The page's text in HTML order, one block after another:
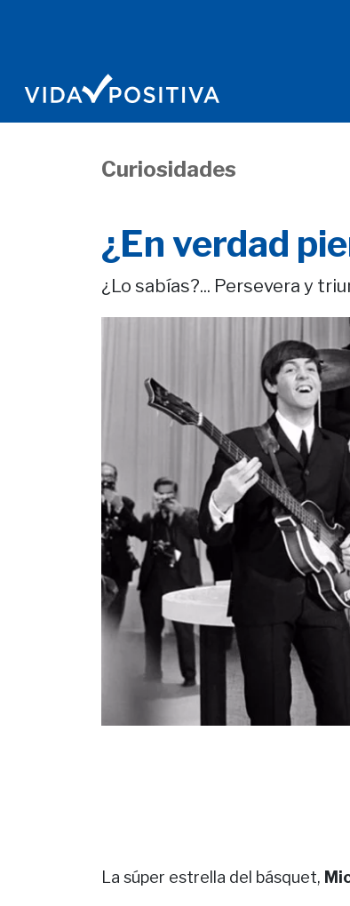
Curiosidades
¿En verdad
¿Lo sabías?... Persevera y
La súper estrella del básquet,